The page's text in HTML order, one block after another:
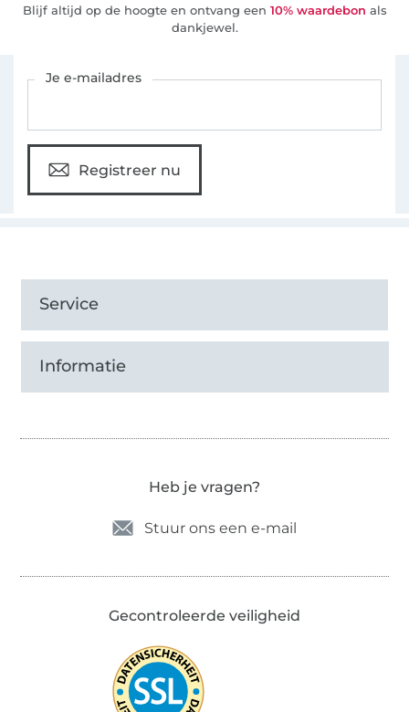
Blijf altijd op de hoogte en ontvang een 10% waardebon als
dankjewel.
Je e-mailadres
Registreer nu
Service
Informatie
Heb je vragen?
Stuur ons een e-mail
Gecontroleerde veiligheid